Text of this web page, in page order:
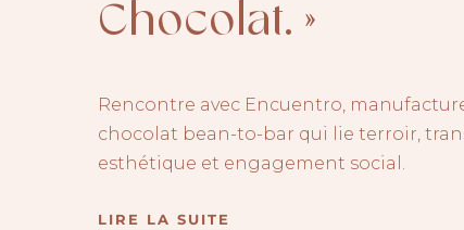
Chocolat. »
Rencontre avec Encuentro,
chocolat bean-to-bar qui lie terroir,
esthétique et engagement social.
LIRE LA SUITE